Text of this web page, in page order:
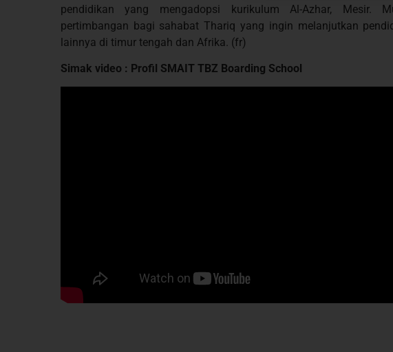
pendidikan yang mengadopsi kurikulum Al-Azhar, Mesir.
pertimbangan bagi sahabat Thariq yang ingin melanjutkan
lainnya di timur tengah dan Afrika. (fr)
Simak video : Profil SMAIT TBZ Boarding School